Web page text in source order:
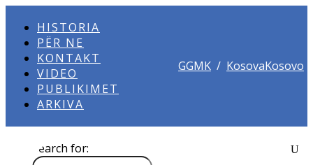
HISTORIA
PËR NE
KONTAKT
VIDEO
PUBLIKIMET
ARKIVA
GGMK / KosovaKosovo
Search for: